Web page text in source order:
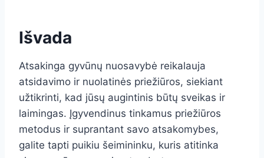
Išvada
Atsakinga gyvūnų nuosavybė reikalauja
atsidavimo ir nuolatinės priežiūros, siekiant
užtikrinti, kad jūsų augintinis būtų sveikas ir
laimingas. Įgyvendinus tinkamus priežiūros
metodus ir suprantant savo atsakomybes,
galite tapti puikiu šeimininku, kuris atitinka